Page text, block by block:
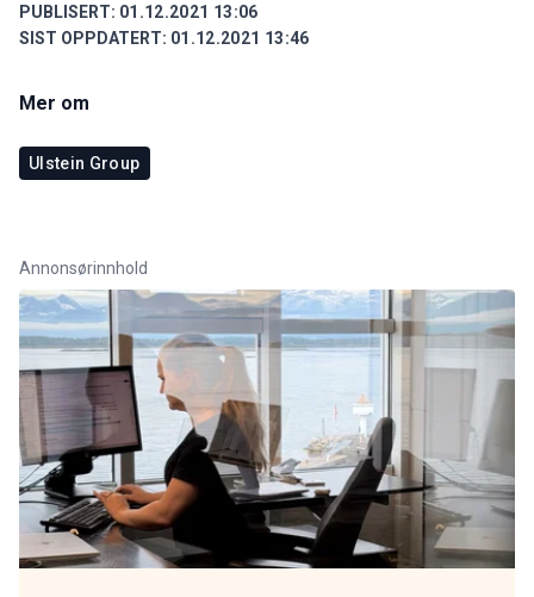
PUBLISERT: 01.12.2021 13:06
SIST OPPDATERT: 01.12.2021 13:46
Mer om
Ulstein Group
Annonsørinnhold